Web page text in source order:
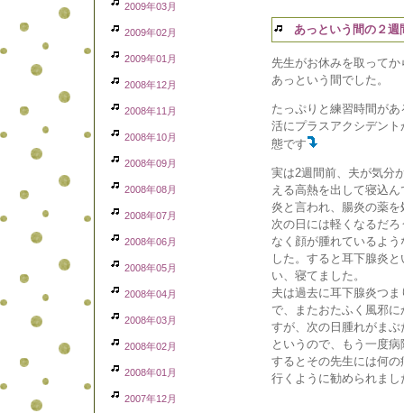
2009年03月
2009年02月
2009年01月
2008年12月
2008年11月
2008年10月
2008年09月
2008年08月
2008年07月
2008年06月
2008年05月
2008年04月
2008年03月
2008年02月
2008年01月
2007年12月
あっという間の２週
先生がお休みを取ってか
あっという間でした。
たっぷりと練習時間が
活にプラスアクシデン
態です
実は2週間前、夫が気分
える高熱を出して寝込
炎と言われ、腸炎の薬
次の日には軽くなるだ
なく顔が腫れているよ
した。すると耳下腺炎
い、寝てました。
夫は過去に耳下腺炎つ
で、またおたふく風邪
すが、次の日腫れがま
というので、もう一度
するとその先生には何
行くように勧められまし